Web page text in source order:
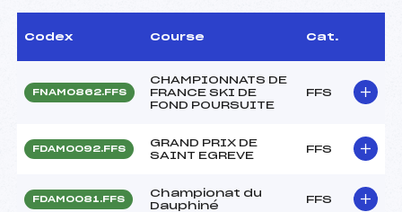
Codex Course Cat.
FNAM0862.FFS
CHAMPIONNATS DE
FRANCE SKI DE
FOND POURSUITE
FFS
FDAM0092.FFS
GRAND PRIX DE
SAINT EGREVE
FFS
FDAM0081.FFS
Championat du
Dauphiné
FFS